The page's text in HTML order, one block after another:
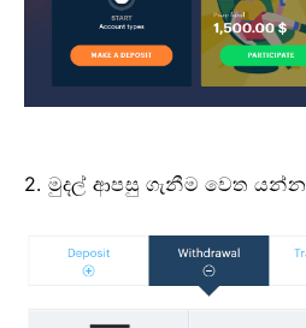
2. මුදල් ආපසු ගැනීම වෙත යන්න